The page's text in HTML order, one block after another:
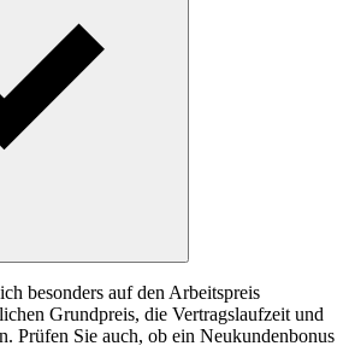
besonders auf den Arbeitspreis
Grundpreis, die Vertragslaufzeit und
Prüfen Sie auch, ob ein Neukundenbonus